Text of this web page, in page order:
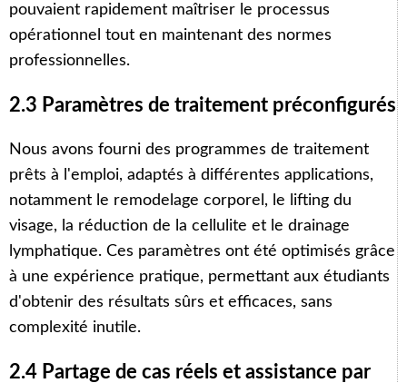
pouvaient rapidement maîtriser le processus
opérationnel tout en maintenant des normes
professionnelles.
2.3 Paramètres de traitement préconfigurés
Nous avons fourni des programmes de traitement
prêts à l'emploi, adaptés à différentes applications,
notamment le remodelage corporel, le lifting du
visage, la réduction de la cellulite et le drainage
lymphatique. Ces paramètres ont été optimisés grâce
à une expérience pratique, permettant aux étudiants
d'obtenir des résultats sûrs et efficaces, sans
complexité inutile.
2.4 Partage de cas réels et assistance par